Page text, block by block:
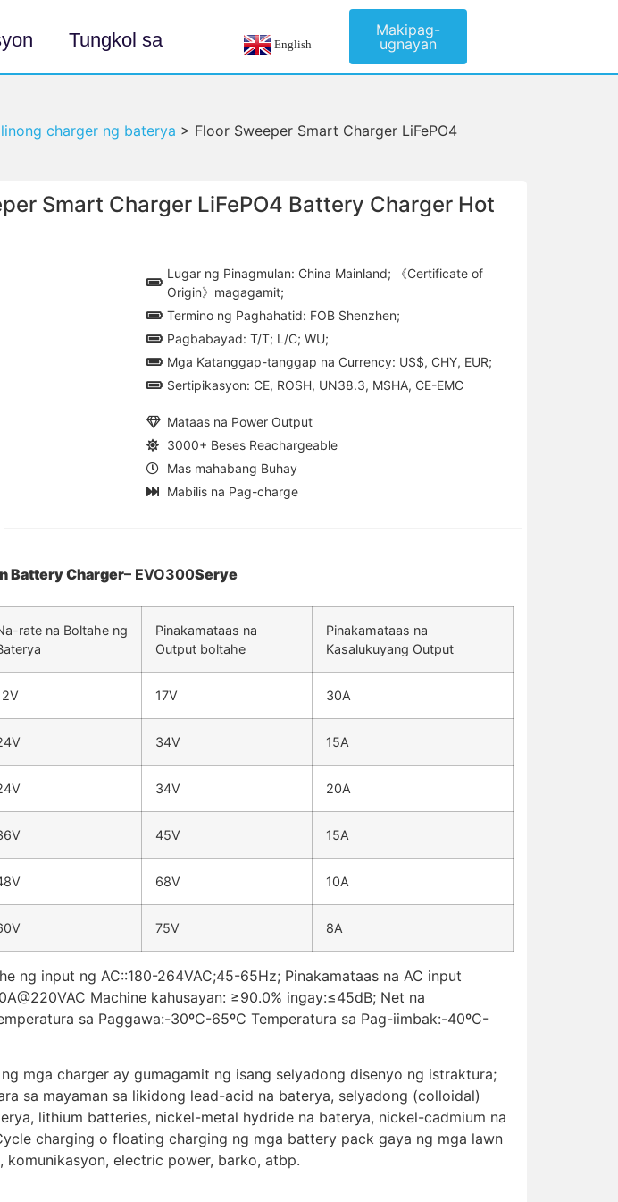
Tungkol sa English
Makipag-
ugnayan
charger ng baterya > Floor Sweeper Smart Charger LiFePO4
Smart Charger LiFePO4 Battery Charger Hot
Lugar ng Pinagmulan: China Mainland; 《Certificate of
Origin》magagamit;
Termino ng Paghahatid: FOB Shenzhen;
Pagbabayad: T/T; L/C; WU;
Mga Katanggap-tanggap na Currency: US$, CHY, EUR;
Sertipikasyon: CE, ROSH, UN38.3, MSHA, CE-EMC
Mataas na Power Output
3000+ Beses Reachargeable
Mas mahabang Buhay
Mabilis na Pag-charge
Battery Charger– EVO300Serye
rate na Boltahe ng
Pinakamataas na
Output boltahe
Pinakamataas na
Kasalukuyang Output
17V 30A
34V 15A
34V 20A
45V 15A
68V 10A
75V 8A
ng input ng AC::180-264VAC;45-65Hz; Pinakamataas na AC input
Machine kahusayan: ≥90.0% ingay:≤45dB; Net na
sa Paggawa:-30ºC-65ºC Temperatura sa Pag-iimbak:-40ºC-
mga charger ay gumagamit ng isang selyadong disenyo ng istraktura;
sa mayaman sa likidong lead-acid na baterya, selyadong (colloidal)
lithium batteries, nickel-metal hydride na baterya, nickel-cadmium na
charging o floating charging ng mga battery pack gaya ng mga lawn
komunikasyon, electric power, barko, atbp.